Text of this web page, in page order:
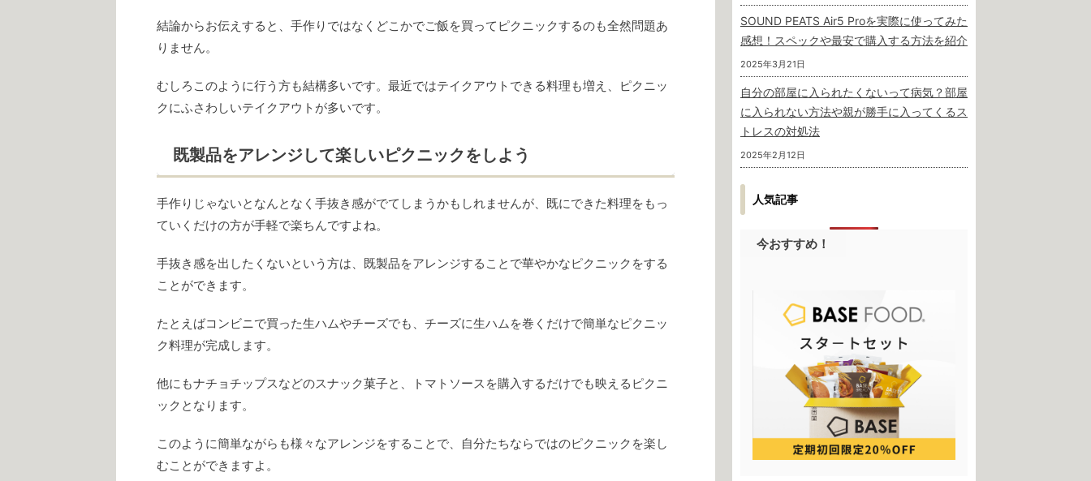
結論からお伝えすると、手作りではなくどこかでご飯を買ってピクニックするのも全然問題あ
りません。
むしろこのように行う方も結構多いです。最近ではテイクアウトできる料理も増え、ピクニッ
クにふさわしいテイクアウトが多いです。
既製品をアレンジして楽しいピクニックをしよう
手作りじゃないとなんとなく手抜き感がでてしまうかもしれませんが、既にできた料理をもっ
ていくだけの方が手軽で楽ちんですよね。
手抜き感を出したくないという方は、既製品をアレンジすることで華やかなピクニックをする
ことができます。
たとえばコンビニで買った生ハムやチーズでも、チーズに生ハムを巻くだけで簡単なピクニッ
ク料理が完成します。
他にもナチョチップスなどのスナック菓子と、トマトソースを購入するだけでも映えるピクニ
ックとなります。
このように簡単ながらも様々なアレンジをすることで、自分たちならではのピクニックを楽し
むことができますよ。
SOUND PEATS Air5 Proを実際に使ってみた
感想！スペックや最安で購入する方法を紹介
2025年3月21日
自分の部屋に入られたくないって病気？部屋
に入られない方法や親が勝手に入ってくるス
トレスの対処法
2025年2月12日
人気記事
今おすすめ！